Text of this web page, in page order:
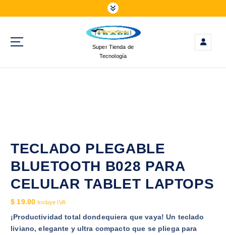
a
Super Tienda de
Tecnología
TECLADO PLEGABLE
BLUETOOTH B028 PARA
CELULAR TABLET LAPTOPS
$ 19.00 Incluye IVA
¡Productividad total dondequiera que vaya! Un teclado
liviano, elegante y ultra compacto que se pliega para